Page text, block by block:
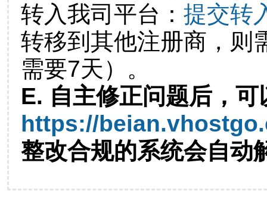
转入我司平台： 提交转
转移到其他注册商，则
需要7天）。
E. 自主修正问题后，可
https://
整改合规的系统会自动